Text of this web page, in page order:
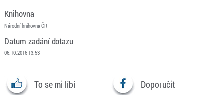
Knihovna
Národní knihovna ČR
Datum zadání dotazu
06.10.2016 13:53
To se mi líbí Doporučit